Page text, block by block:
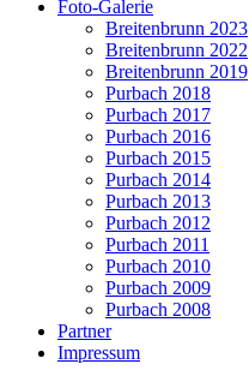
Foto-Galerie
Breitenbrunn 2023
Breitenbrunn 2022
Breitenbrunn 2019
Purbach 2018
Purbach 2017
Purbach 2016
Purbach 2015
Purbach 2014
Purbach 2013
Purbach 2012
Purbach 2011
Purbach 2010
Purbach 2009
Purbach 2008
Partner
Impressum